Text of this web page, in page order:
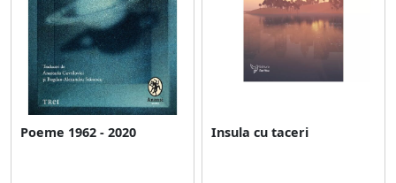
Poeme 1962 - 2020 Insula cu taceri